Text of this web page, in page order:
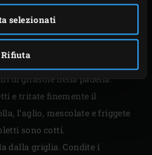
selezionati
Rifiuta
di girasole nella padella.
e tritate finemente il
l’aglio, mescolate e friggete
sono cotti.
dalla griglia. Condite i